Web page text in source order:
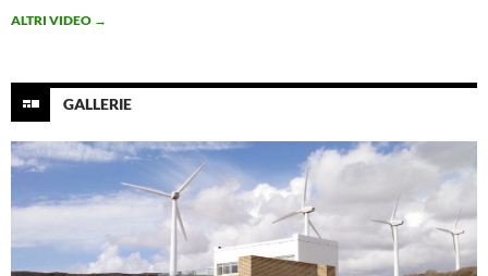
ALTRI VIDEO →
GALLERIE